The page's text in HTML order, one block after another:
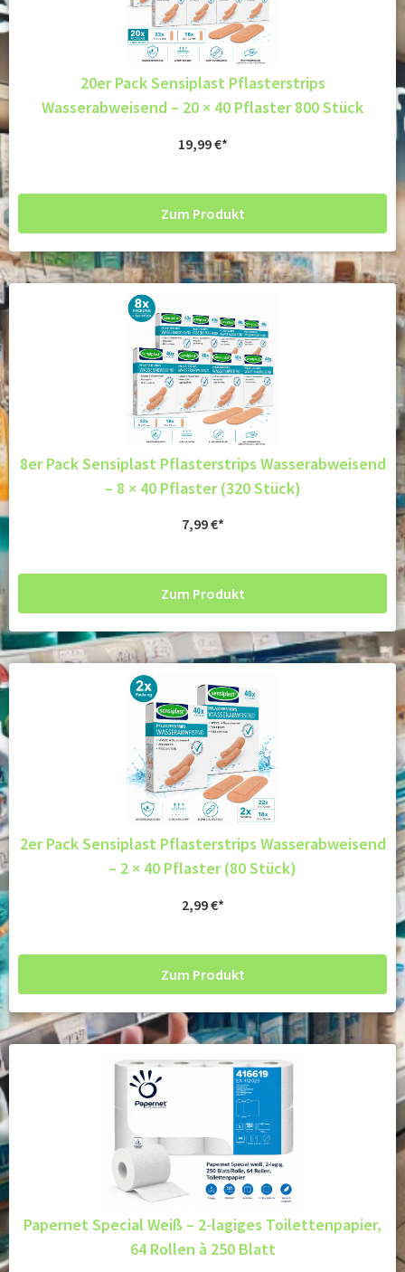
20er Pack Sensiplast Pflasterstrips
Wasserabweisend – 20 × 40 Pflaster 800 Stück
19,99€
Zum Produkt
8er Pack Sensiplast Pflasterstrips Wasserabweisend
– 8 × 40 Pflaster (320 Stück)
7,99€
Zum Produkt
2er Pack Sensiplast Pflasterstrips Wasserabweisend
– 2 × 40 Pflaster (80 Stück)
2,99€
Zum Produkt
Papernet Special Weiß – 2-lagiges Toilettenpapier,
64 Rollen à 250 Blatt